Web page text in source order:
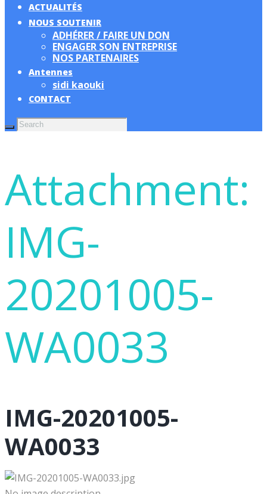
ACTUALITÉS
NOUS SOUTENIR
ADHÉRER / FAIRE UN DON
ENGAGER SON ENTREPRISE
NOS PARTENAIRES
Antennes
sidi kaouki
CONTACT
Attachment:
IMG-
20201005-
WA0033
IMG-20201005-
WA0033